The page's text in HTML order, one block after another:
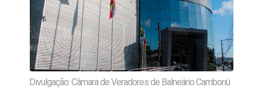
Divulgação: Câmara de Veradores de Balneário Camboriú